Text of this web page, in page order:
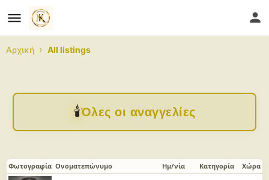
Αρχική › All listings
🕯️Όλες οι αναγγελίες
Φωτογραφία Ονοματεπώνυμο Ημ/νία Κατηγορία Χώρα